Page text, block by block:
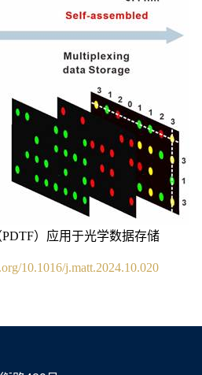
PDTF）应用于光学数据存储
10.1016/j.matt.2024.10.020